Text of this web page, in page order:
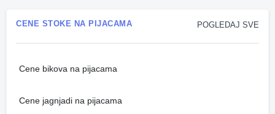
POGLEDAJ SVE
CENE STOKE NA PIJACAMA
Cene bikova na pijacama
Cene jagnjadi na pijacama